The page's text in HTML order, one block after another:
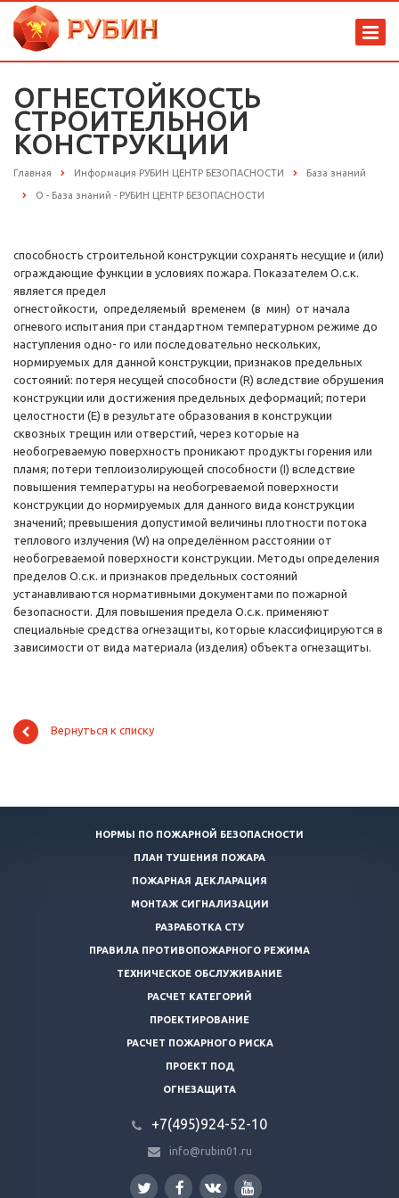
ОГНЕСТОЙКОСТЬ
СТРОИТЕЛЬНОЙ
КОНСТРУКЦИИ
Главная Информация РУБИН ЦЕНТР БЕЗОПАСНОСТИ База знаний
О - База знаний - РУБИН ЦЕНТР БЕЗОПАСНОСТИ
способность строительной конструкции сохранять несущие и (или)
ограждающие функции в условиях пожара. Показателем О.с.к.
является предел
огнестойкости, определяемый временем (в мин) от начала
огневого испытания при стандартном температурном режиме до
наступления одно- го или последовательно нескольких,
нормируемых для данной конструкции, признаков предельных
состояний: потеря несущей способности (R) вследствие обрушения
конструкции или достижения предельных деформаций; потери
целостности (Е) в результате образования в конструкции
сквозных трещин или отверстий, через которые на
необогреваемую поверхность проникают продукты горения или
пламя; потери теплоизолирующей способности (I) вследствие
повышения температуры на необогреваемой поверхности
конструкции до нормируемых для данного вида конструкции
значений; превышения допустимой величины плотности потока
теплового излучения (W) на определённом расстоянии от
необогреваемой поверхности конструкции. Методы определения
пределов О.с.к. и признаков предельных состояний
устанавливаются нормативными документами по пожарной
безопасности. Для повышения предела О.с.к. применяют
специальные средства огнезащиты, которые классифицируются в
зависимости от вида материала (изделия) объекта огнезащиты.
Вернуться к списку
НОРМЫ ПО ПОЖАРНОЙ БЕЗОПАСНОСТИ
ПЛАН ТУШЕНИЯ ПОЖАРА
ПОЖАРНАЯ ДЕКЛАРАЦИЯ
МОНТАЖ СИГНАЛИЗАЦИИ
РАЗРАБОТКА СТУ
ПРАВИЛА ПРОТИВОПОЖАРНОГО РЕЖИМА
ТЕХНИЧЕСКОЕ ОБСЛУЖИВАНИЕ
РАСЧЕТ КАТЕГОРИЙ
ПРОЕКТИРОВАНИЕ
РАСЧЕТ ПОЖАРНОГО РИСКА
ПРОЕКТ ПОД
ОГНЕЗАЩИТА
+7(495)924-52-10
info@rubin01.ru